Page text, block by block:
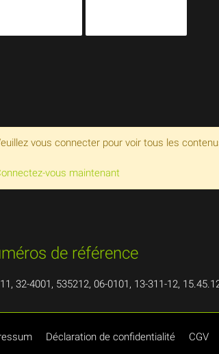
vous connecter pour voir tous les
vous maintenant
de référence
32-4001, 535212, 06-0101, 13-311-12,
Déclaration de confidentialité CGV